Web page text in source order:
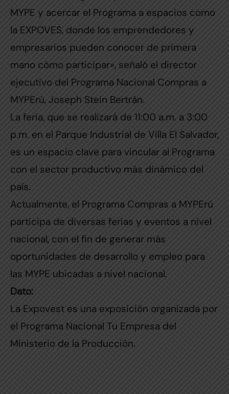
MYPE y acercar el Programa a espacios como
la EXPOVES, donde los emprendedores y
empresarios pueden conocer de primera
mano cómo participar», señaló el director
ejecutivo del Programa Nacional Compras a
MYPErú, Joseph Stein Bertrán.
La feria, que se realizará de 11:00 a.m. a 3:00
p.m. en el Parque Industrial de Villa El Salvador,
es un espacio clave para vincular al Programa
con el sector productivo más dinámico del
país.
Actualmente, el Programa Compras a MYPErú
participa de diversas ferias y eventos a nivel
nacional, con el fin de generar más
oportunidades de desarrollo y empleo para
las MYPE ubicadas a nivel nacional.
Dato:
La Expovest es una exposición organizada por
el Programa Nacional Tu Empresa del
Ministerio de la Producción.